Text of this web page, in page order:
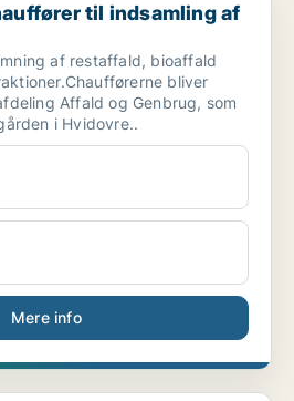
til indsamling af
af restaffald, bioaffald
bliver
Affald og Genbrug, som
i Hvidovre..
Mere info